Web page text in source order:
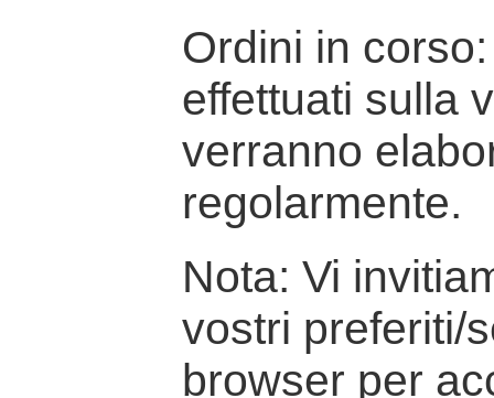
Ordini in
effettuati sulla
verranno
regolarmente.
Nota: Vi
vostri preferiti/
browser per